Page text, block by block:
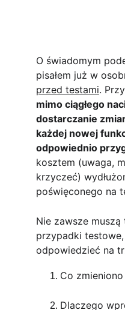
O świadomym
pisałem już w
przed testami.
mimo ciągłego
dostarczanie
każdej nowej
odpowiednio
kosztem (uwaga,
krzyczeć)
poświęconego na
Nie zawsze
przypadki
odpowiedzieć na
Co
Dlaczego